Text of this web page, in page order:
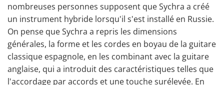
nombreuses personnes supposent que Sychra a créé
un instrument hybride lorsqu'il s'est installé en Russie.
On pense que Sychra a repris les dimensions
générales, la forme et les cordes en boyau de la guitare
classique espagnole, en les combinant avec la guitare
anglaise, qui a introduit des caractéristiques telles que
l'accordage par accords et une touche surélevée. En